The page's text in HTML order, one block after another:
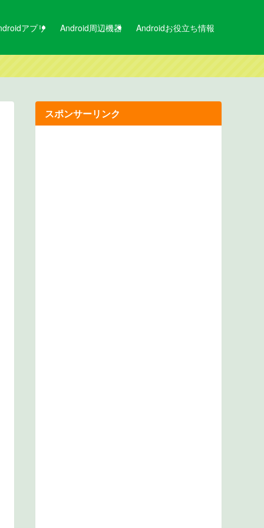
アプリ Android周辺機器 Androidお役立ち情報
スポンサーリンク